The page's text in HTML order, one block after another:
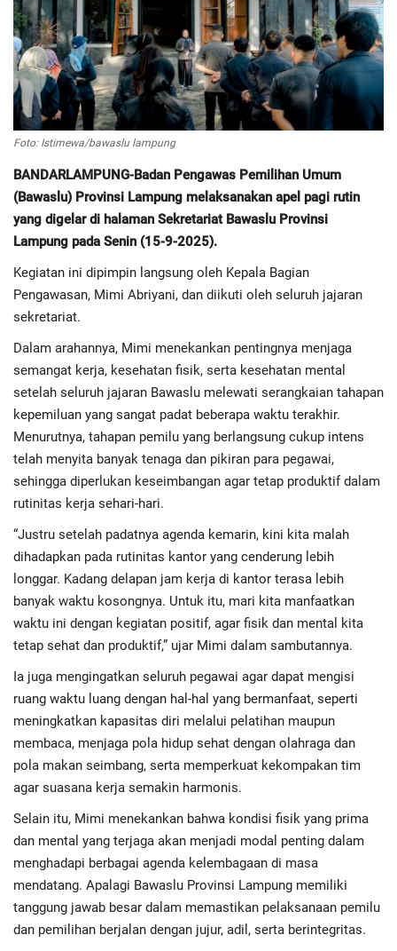
Regional
Pendidikan
Ekonomi
Olahraga
Wisata
Politik
Hukum & Kriminal
Internasional
Advertorial
Monologis TV
Kopilogis
Foto: Istimewa/bawaslu lampung
BANDARLAMPUNG-Badan Pengawas Pemilihan Umum
(Bawaslu) Provinsi Lampung melaksanakan apel pagi rutin
yang digelar di halaman Sekretariat Bawaslu Provinsi
Lampung pada Senin (15-9-2025).
Kegiatan ini dipimpin langsung oleh Kepala Bagian
Pengawasan, Mimi Abriyani, dan diikuti oleh seluruh jajaran
sekretariat.
Dalam arahannya, Mimi menekankan pentingnya menjaga
semangat kerja, kesehatan fisik, serta kesehatan mental
setelah seluruh jajaran Bawaslu melewati serangkaian tahapan
kepemiluan yang sangat padat beberapa waktu terakhir.
Menurutnya, tahapan pemilu yang berlangsung cukup intens
telah menyita banyak tenaga dan pikiran para pegawai,
sehingga diperlukan keseimbangan agar tetap produktif dalam
rutinitas kerja sehari-hari.
“Justru setelah padatnya agenda kemarin, kini kita malah
dihadapkan pada rutinitas kantor yang cenderung lebih
longgar. Kadang delapan jam kerja di kantor terasa lebih
banyak waktu kosongnya. Untuk itu, mari kita manfaatkan
waktu ini dengan kegiatan positif, agar fisik dan mental kita
tetap sehat dan produktif,” ujar Mimi dalam sambutannya.
Ia juga mengingatkan seluruh pegawai agar dapat mengisi
ruang waktu luang dengan hal-hal yang bermanfaat, seperti
meningkatkan kapasitas diri melalui pelatihan maupun
membaca, menjaga pola hidup sehat dengan olahraga dan
pola makan seimbang, serta memperkuat kekompakan tim
agar suasana kerja semakin harmonis.
Selain itu, Mimi menekankan bahwa kondisi fisik yang prima
dan mental yang terjaga akan menjadi modal penting dalam
menghadapi berbagai agenda kelembagaan di masa
mendatang. Apalagi Bawaslu Provinsi Lampung memiliki
tanggung jawab besar dalam memastikan pelaksanaan pemilu
dan pemilihan berjalan dengan jujur, adil, serta berintegritas.